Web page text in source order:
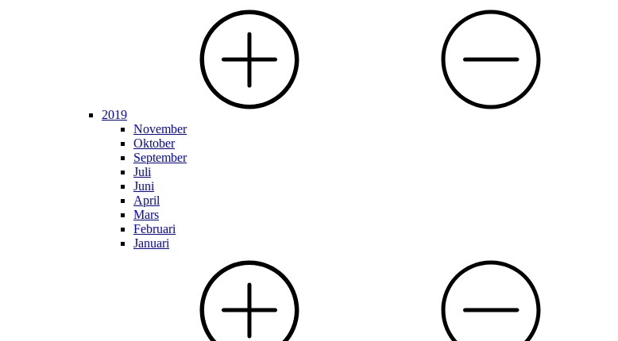
2019
November
Oktober
September
Juli
Juni
April
Mars
Februari
Januari